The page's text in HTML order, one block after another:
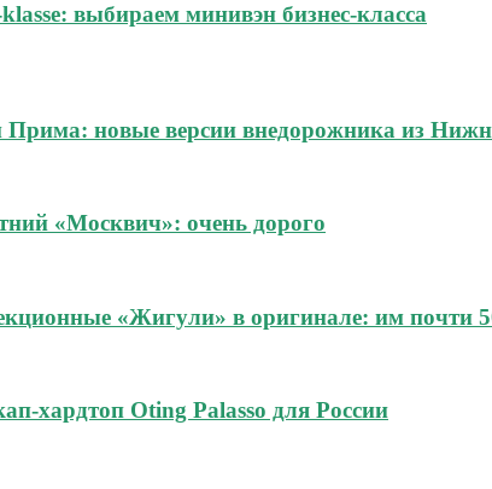
выбираем минивэн бизнес-класса
новые версии внедорожника из
«Москвич»: очень дорого
«Жигули» в оригинале: им почти
хардтоп Oting Palasso для России